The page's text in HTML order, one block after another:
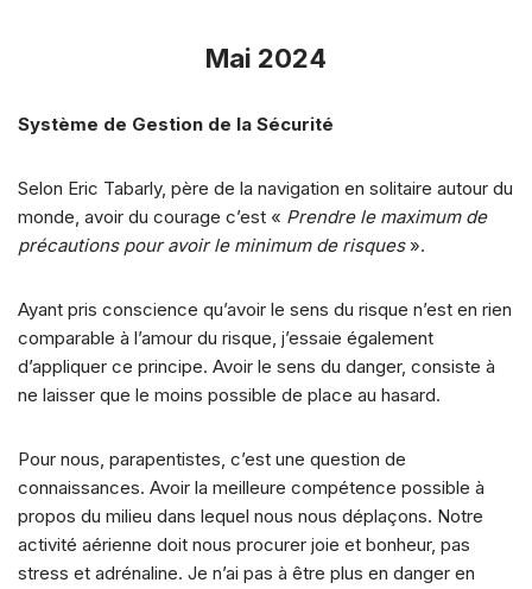
Mai 2024
Système de Gestion de la Sécurité
Selon Eric Tabarly, père de la navigation en solitaire autour du
monde, avoir du courage c’est « Prendre le maximum de
précautions pour avoir le minimum de risques».
Ayant pris conscience qu’avoir le sens du risque n’est en rien
comparable à l’amour du risque, j’essaie également
d’appliquer ce principe. Avoir le sens du danger, consiste à
ne laisser que le moins possible de place au hasard.
Pour nous, parapentistes, c’est une question de
connaissances. Avoir la meilleure compétence possible à
propos du milieu dans lequel nous nous déplaçons. Notre
activité aérienne doit nous procurer joie et bonheur, pas
stress et adrénaline. Je n’ai pas à être plus en danger en